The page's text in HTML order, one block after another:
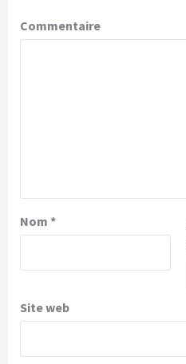
Commentaire
Nom *
Site web